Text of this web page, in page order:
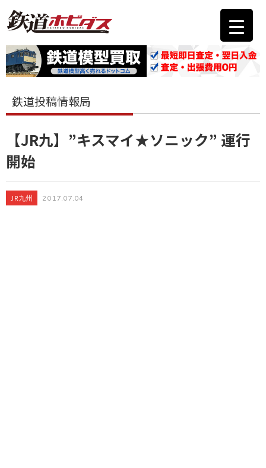
鉄道投稿情報局
【JR九】”キスマイ★ソニック” 運行
開始
JR九州 2017.07.04